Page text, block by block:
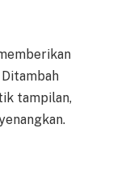
tampilan,